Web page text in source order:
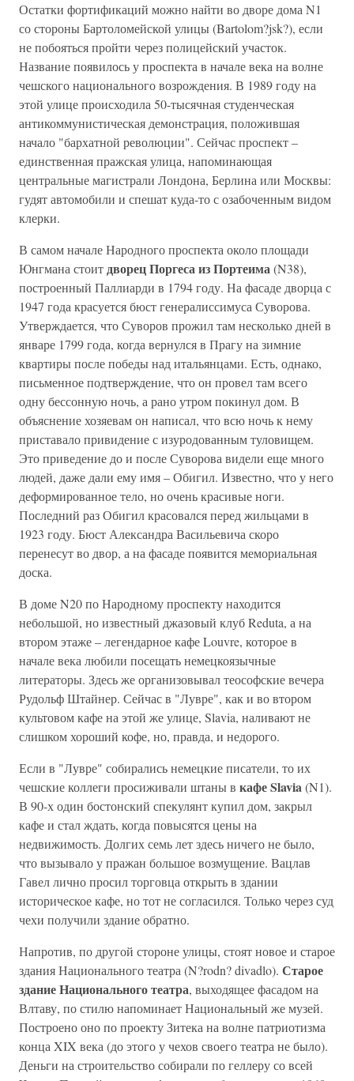
Остатки фортификаций можно найти во дворе дома N1
со стороны Бартоломейской улицы (Bartolom?jsk?), если
не побояться пройти через полицейский участок.
Название появилось у проспекта в начале века на волне
чешского национального возрождения. В 1989 году на
этой улице происходила 50-тысячная студенческая
антикоммунистическая демонстрация, положившая
начало "бархатной революции". Сейчас проспект –
единственная пражская улица, напоминающая
центральные магистрали Лондона, Берлина или Москвы:
гудят автомобили и спешат куда-то с озабоченным видом
клерки.
В самом начале Народного проспекта около площади
Юнгмана стоитдворец Поргеса из Портеима(N38),
построенный Паллиарди в 1794 году. На фасаде дворца с
1947 года красуется бюст генералиссимуса Суворова.
Утверждается, что Суворов прожил там несколько дней в
январе 1799 года, когда вернулся в Прагу на зимние
квартиры после победы над итальянцами. Есть, однако,
письменное подтверждение, что он провел там всего
одну бессонную ночь, а рано утром покинул дом. В
объяснение хозяевам он написал, что всю ночь к нему
приставало привидение с изуродованным туловищем.
Это приведение до и после Суворова видели еще много
людей, даже дали ему имя – Обигил. Известно, что у него
деформированное тело, но очень красивые ноги.
Последний раз Обигил красовался перед жильцами в
1923 году. Бюст Александра Васильевича скоро
перенесут во двор, а на фасаде появится мемориальная
доска.
В доме N20 по Народному проспекту находится
небольшой, но известный джазовый клуб Reduta, а на
втором этаже – легендарное кафе Louvre, которое в
начале века любили посещать немецкоязычные
литераторы. Здесь же организовывал теософские вечера
Рудольф Штайнер. Сейчас в "Лувре", как и во втором
культовом кафе на этой же улице, Slavia, наливают не
слишком хороший кофе, но, правда, и недорого.
Если в "Лувре" собирались немецкие писатели, то их
чешские коллеги просиживали штаны в кафе Slavia(N1).
В 90-х один бостонский спекулянт купил дом, закрыл
кафе и стал ждать, когда повысятся цены на
недвижимость. Долгих семь лет здесь ничего не было,
что вызывало у пражан большое возмущение. Вацлав
Гавел лично просил торговца открыть в здании
историческое кафе, но тот не согласился. Только через суд
чехи получили здание обратно.
Напротив, по другой стороне улицы, стоят новое и старое
здания Национального театра (N?rodn? divadlo). Старое
здание Национального театра, выходящее фасадом на
Влтаву, по стилю напоминает Национальный же музей.
Построено оно по проекту Зитека на волне патриотизма
конца XIX века (до этого у чехов своего театра не было).
Деньги на строительство собирали по геллеру со всей